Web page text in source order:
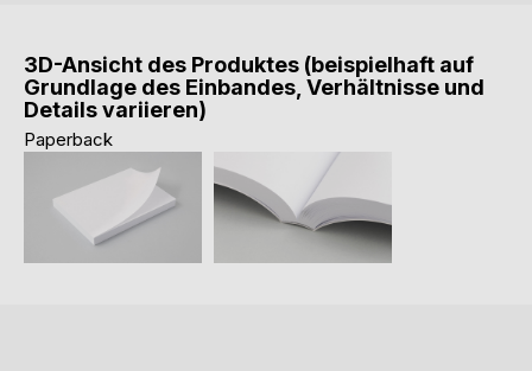
3D-Ansicht des Produktes (beispielhaft auf
Grundlage des Einbandes, Verhältnisse und
Details variieren)
Paperback